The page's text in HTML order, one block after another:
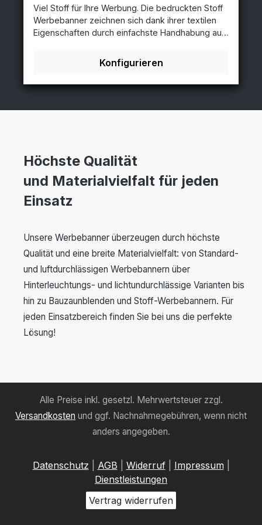
Banner. Maximale Druckbreite 320 cm in der
Einzelbahn im umweltfreundlichen Latex-Druck
mit der Möglichkeit des Verschweißens von
„Megabanner“. Vorteile: winddurchlässig brilliante
Latexdruck UV- und witterungsbeständig XXL-
möglich Material: Mesh Netzvinyl ca. 280g/m²
Viel Stoff für Ihre Werbung. Die bedruckten Stoff
Werbebanner zeichnen sich dank ihrer textilen
Eigenschaften durch einfachste Handhabung aus
mehr weg zu denken. Der Vorteil von Stoff
Konfigurieren
Höchste Qualität
und Materialvielfalt für jeden
Einsatz
Unsere Werbebanner überzeugen durch höchste
Qualität und eine breite Materialvielfalt: von Standard-
und luftdurchlässigen Werbebannern über
Hinterleuchtungs- und lichtundurchlässige Varianten bis
hin zu Bauzaunblenden und Stoff-Werbebannern. Für
jeden Einsatzbereich finden Sie bei uns die perfekte
Lösung!
Alle Preise inkl. gesetzl. Mehrwertsteuer zzgl.
Versandkosten und ggf. Nachnahmegebühren, wenn nicht
anders angegeben.
Datenschutz AGB Widerruf| Impressum
Dienstleistungen
Vertrag widerrufen